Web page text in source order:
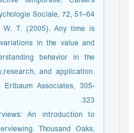
Sociale, 72, 51–64.
W. T. (2005). Any time is
in the value and
behavior in the
and application.
Erlbaum Associates, 305-
323.
An introduction to
Thousand Oaks,